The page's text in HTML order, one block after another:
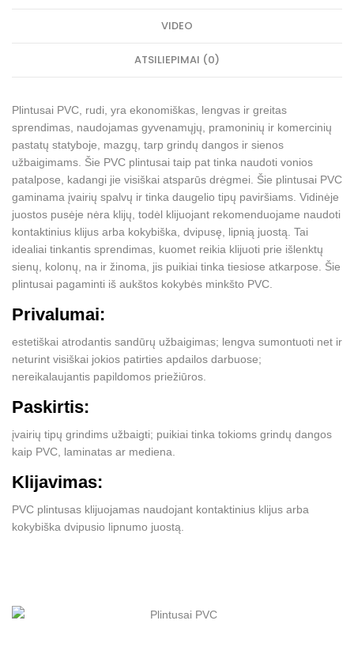
VIDEO
ATSILIEPIMAI (0)
Plintusai PVC, rudi, yra ekonomiškas, lengvas ir greitas
sprendimas, naudojamas gyvenamųjų, pramoninių ir komercinių
pastatų statyboje, mazgų, tarp grindų dangos ir sienos
užbaigimams. Šie PVC plintusai taip pat tinka naudoti vonios
patalpose, kadangi jie visiškai atsparūs drėgmei. Šie plintusai PVC
gaminama įvairių spalvų ir tinka daugelio tipų paviršiams. Vidinėje
juostos pusėje nėra klijų, todėl klijuojant rekomenduojame naudoti
kontaktinius klijus arba kokybiška, dvipusę, lipnią juostą. Tai
idealiai tinkantis sprendimas, kuomet reikia klijuoti prie išlenktų
sienų, kolonų, na ir žinoma, jis puikiai tinka tiesiose atkarpose. Šie
plintusai pagaminti iš aukštos kokybės minkšto PVC.
Privalumai:
estetiškai atrodantis sandūrų užbaigimas; lengva sumontuoti net ir
neturint visiškai jokios patirties apdailos darbuose;
nereikalaujantis papildomos priežiūros.
Paskirtis:
įvairių tipų grindims užbaigti; puikiai tinka tokioms grindų dangos
kaip PVC, laminatas ar mediena.
Klijavimas:
PVC plintusas klijuojamas naudojant kontaktinius klijus arba
kokybiška dvipusio lipnumo juostą.